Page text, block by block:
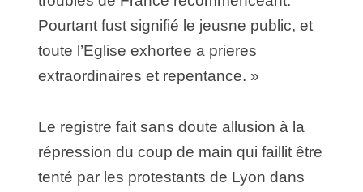
Pourtant fust signifié le jeusne public, et
toute l’Eglise exhortee a prieres
extraordinaires et repentance. »
Le registre fait sans doute allusion à la
répression du coup de main qui faillit être
tenté par les protestants de Lyon dans